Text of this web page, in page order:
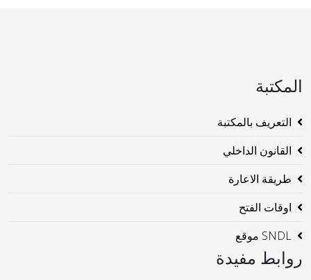
المكتبة
التعريف بالمكتبة
القانون الداخلي
طريقة الاعارة
اوقات الفتح
SNDL موقع
روابط مفيدة